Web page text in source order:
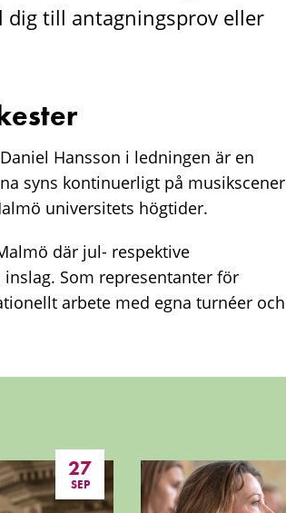
dig till antagningsprov eller
Hansson i ledningen är en
syns kontinuerligt på musikscener
universitets högtider.
där jul- respektive
Som representanter för
arbete med egna turnéer och
27
SEP